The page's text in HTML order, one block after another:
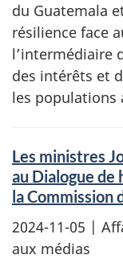
du Guatemala
résilience face
l’intermédiaire
des intérêts et
les populations
Les ministres
au Dialogue de
la Commission
2024-11-05 |
aux médias